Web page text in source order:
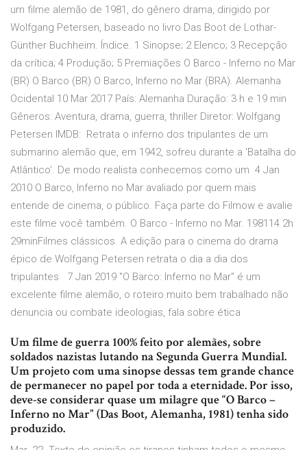
um filme alemão de 1981, do gênero drama, dirigido por
Wolfgang Petersen, baseado no livro Das Boot de Lothar-
Günther Buchheim. Índice. 1 Sinopse; 2 Elenco; 3 Recepção
da crítica; 4 Produção; 5 Premiações O Barco - Inferno no Mar
(BR) O Barco (BR) O Barco, Inferno no Mar (BRA). Alemanha
Ocidental 10 Mar 2017 País: Alemanha Duração: 3 h e 19 min
Gêneros: Aventura, drama, guerra, thriller Diretor: Wolfgang
Petersen IMDB: Retrata o inferno dos tripulantes de um
submarino alemão que, em 1942, sofreu durante a 'Batalha do
Atlântico'. De modo realista conhecemos como um 4 Jan
2010 O Barco, Inferno no Mar avaliado por quem mais
entende de cinema, o público. Faça parte do Filmow e avalie
este filme você também. O Barco - Inferno no Mar. 198114 2h
29minFilmes clássicos. A edição para o cinema do drama
épico de Wolfgang Petersen retrata o dia a dia dos
tripulantes 7 Jan 2019 "O Barco: Inferno no Mar" é um
excelente filme alemão, o roteiro muito bem trabalhado não
denuncia ou combate ideologias, fala sobre ética
Um filme de guerra 100% feito por alemães, sobre
soldados nazistas lutando na Segunda Guerra Mundial.
Um projeto com uma sinopse dessas tem grande chance
de permanecer no papel por toda a eternidade. Por isso,
deve-se considerar quase um milagre que “O Barco –
Inferno no Mar” (Das Boot, Alemanha, 1981) tenha sido
produzido.